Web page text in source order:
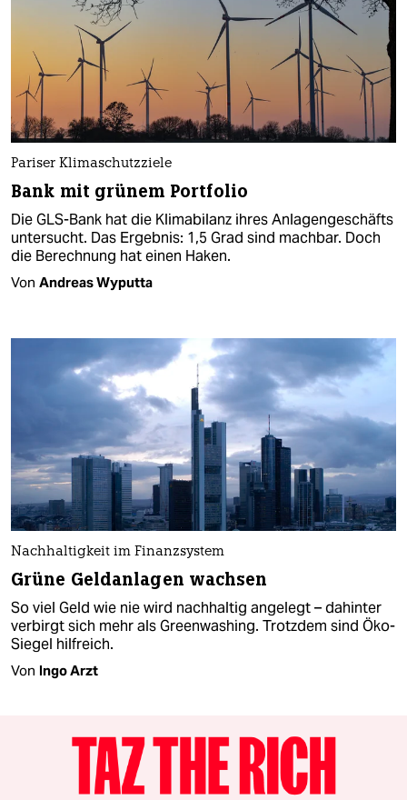
Pariser Klimaschutzziele
Bank mit grünem Portfolio
Die GLS-Bank hat die Klimabilanz ihres Anlagengeschäfts
untersucht. Das Ergebnis: 1,5 Grad sind machbar. Doch
die Berechnung hat einen Haken.
Von Andreas Wyputta
Nachhaltigkeit im Finanzsystem
Grüne Geldanlagen wachsen
So viel Geld wie nie wird nachhaltig angelegt – dahinter
verbirgt sich mehr als Greenwashing. Trotzdem sind Öko-
Siegel hilfreich.
Von Ingo Arzt